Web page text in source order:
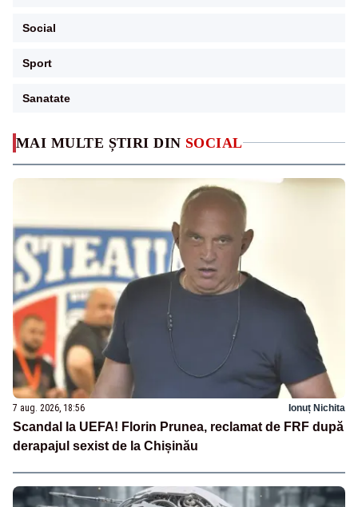
MAI MULTE ȘTIRI DIN SOCIAL
7 aug. 2026, 18:56 Ionuț Nichita
Scandal la UEFA! Florin Prunea, reclamat de FRF după
derapajul sexist de la Chișinău
Social
Sport
Sanatate